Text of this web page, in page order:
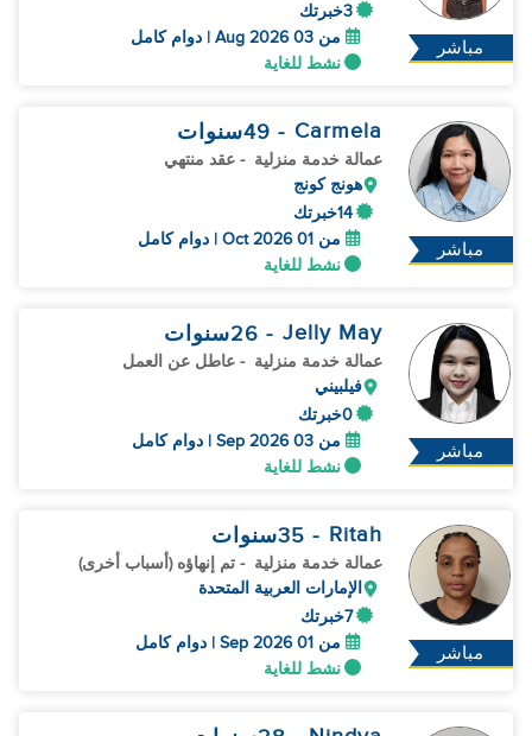
مباشر
3خبرتك
من 03 Aug 2026 | دوام كامل
نشط للغاية
مباشر
Carmela
- 49 سنوات
عمالة خدمة منزلية - عقد منتهي
هونج كونج
14خبرتك
من 01 Oct 2026 | دوام كامل
نشط للغاية
مباشر
Jelly May
- 26 سنوات
عمالة خدمة منزلية - عاطل عن العمل
فيلبيني
0خبرتك
من 03 Sep 2026 | دوام كامل
نشط للغاية
مباشر
Ritah
- 35 سنوات
عمالة خدمة منزلية - تم إنهاؤه (أسباب أخرى)
الإمارات العربية المتحدة
7خبرتك
من 01 Sep 2026 | دوام كامل
نشط للغاية